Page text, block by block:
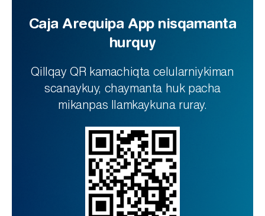
Caja Arequipa App nisqamanta
hurquy
Qillqay QR kamachiqta celularniykiman
scanaykuy, chaymanta huk pacha
mikanpas llamkaykuna ruray.